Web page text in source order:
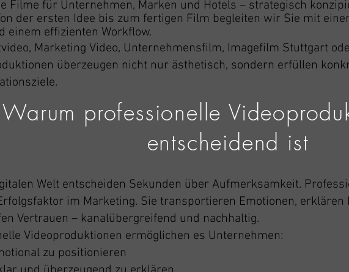
Filme für Unternehmen, Marken und Hotels – strategisch
der ersten Idee bis zum fertigen Film begleiten wir Sie mit
einem effizienten Workflow.
Marketing Video, Unternehmensfilm, Imagefilm Stuttgart
überzeugen nicht nur ästhetisch, sondern erfüllen
Warum professionelle
entscheidend ist
Welt entscheiden Sekunden über Aufmerksamkeit.
im Marketing. Sie transportieren Emotionen, erklären
Vertrauen – kanalübergreifend und nachhaltig.
Videoproduktionen ermöglichen es Unternehmen:
zu positionieren